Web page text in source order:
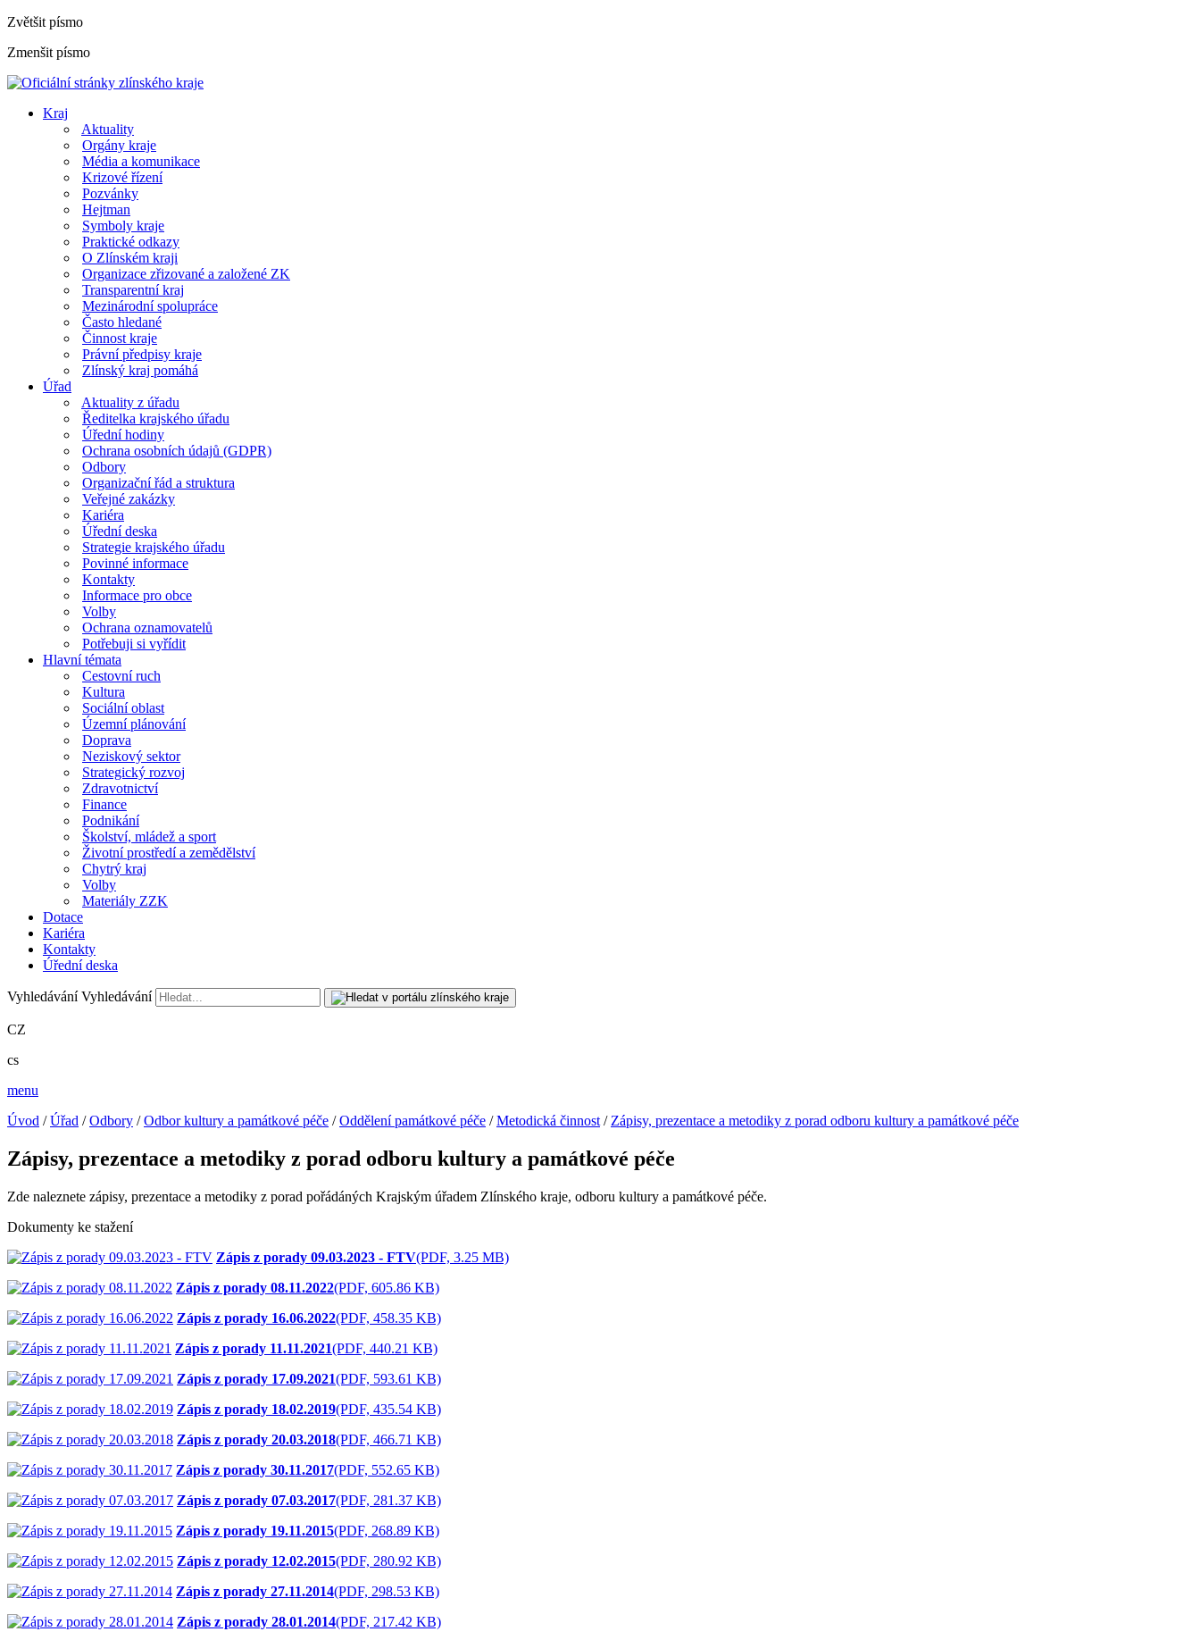
Zvětšit písmo
Zmenšit písmo
Kraj
Aktuality
Orgány kraje
Média a komunikace
Krizové řízení
Pozvánky
Hejtman
Symboly kraje
Praktické odkazy
O Zlínském kraji
Organizace zřizované a založené ZK
Transparentní kraj
Mezinárodní spolupráce
Často hledané
Činnost kraje
Právní předpisy kraje
Zlínský kraj pomáhá
Úřad
Aktuality z úřadu
Ředitelka krajského úřadu
Úřední hodiny
Ochrana osobních údajů (GDPR)
Odbory
Organizační řád a struktura
Veřejné zakázky
Kariéra
Úřední deska
Strategie krajského úřadu
Povinné informace
Kontakty
Informace pro obce
Volby
Ochrana oznamovatelů
Potřebuji si vyřídit
Hlavní témata
Cestovní ruch
Kultura
Sociální oblast
Územní plánování
Doprava
Neziskový sektor
Strategický rozvoj
Zdravotnictví
Finance
Podnikání
Školství, mládež a sport
Životní prostředí a zemědělství
Chytrý kraj
Volby
Materiály ZZK
Dotace
Kariéra
Kontakty
Úřední deska
Vyhledávání Vyhledávání
CZ
cs
menu
Úvod /Úřad /Odbory /Odbor kultury a památkové péče /Oddělení památkové péče /Metodická činnost / Zápisy, prezentace a metodiky z porad odboru kultury a památkové péče
Zápisy, prezentace a metodiky z porad odboru kultury a památkové péče
Zde naleznete zápisy, prezentace a metodiky z porad pořádáných Krajským úřadem Zlínského kraje, odboru kultury a památkové péče.
Dokumenty ke stažení
Zápis z porady 09.03.2023 - FTV(PDF, 3.25 MB)
Zápis z porady 08.11.2022(PDF, 605.86 KB)
Zápis z porady 16.06.2022(PDF, 458.35 KB)
Zápis z porady 11.11.2021(PDF, 440.21 KB)
Zápis z porady 17.09.2021(PDF, 593.61 KB)
Zápis z porady 18.02.2019(PDF, 435.54 KB)
Zápis z porady 20.03.2018(PDF, 466.71 KB)
Zápis z porady 30.11.2017(PDF, 552.65 KB)
Zápis z porady 07.03.2017(PDF, 281.37 KB)
Zápis z porady 19.11.2015(PDF, 268.89 KB)
Zápis z porady 12.02.2015(PDF, 280.92 KB)
Zápis z porady 27.11.2014(PDF, 298.53 KB)
Zápis z porady 28.01.2014(PDF, 217.42 KB)